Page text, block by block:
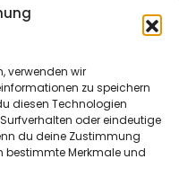
verwenden wir
zu speichern
diesen Technologien
oder eindeutige
du deine Zustimmung
bestimmte Merkmale und
, Jugend- und jungen
unkompliziert und schnell
|CVJM-Gesamtverband in
V.
„Entschieden für